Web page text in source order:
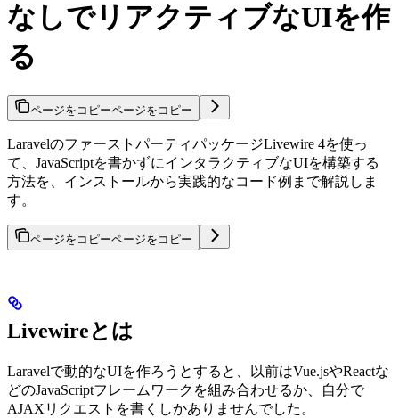
なしでリアクティブなUIを作
る
ページをコピーページをコピー
LaravelのファーストパーティパッケージLivewire 4を使っ
て、JavaScriptを書かずにインタラクティブなUIを構築する
方法を、インストールから実践的なコード例まで解説しま
す。
ページをコピーページをコピー
Livewireとは
Laravelで動的なUIを作ろうとすると、以前はVue.jsやReactな
どのJavaScriptフレームワークを組み合わせるか、自分で
AJAXリクエストを書くしかありませんでした。